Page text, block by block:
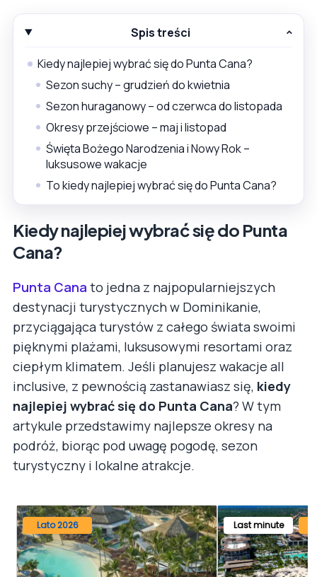
Spis treści
Kiedy najlepiej wybrać się do Punta Cana?
Sezon suchy – grudzień do kwietnia
Sezon huraganowy – od czerwca do listopada
Okresy przejściowe – maj i listopad
Święta Bożego Narodzenia i Nowy Rok –
luksusowe wakacje
To kiedy najlepiej wybrać się do Punta Cana?
Kiedy najlepiej wybrać się do Punta
Cana?
Punta Cana to jedna z najpopularniejszych
destynacji turystycznych w Dominikanie,
przyciągająca turystów z całego świata swoimi
pięknymi plażami, luksusowymi resortami oraz
ciepłym klimatem. Jeśli planujesz wakacje all
inclusive, z pewnością zastanawiasz się, kiedy
najlepiej wybrać się do Punta Cana? W tym
artykule przedstawimy najlepsze okresy na
podróż, biorąc pod uwagę pogodę, sezon
turystyczny i lokalne atrakcje.
Lato 2026 Last minute